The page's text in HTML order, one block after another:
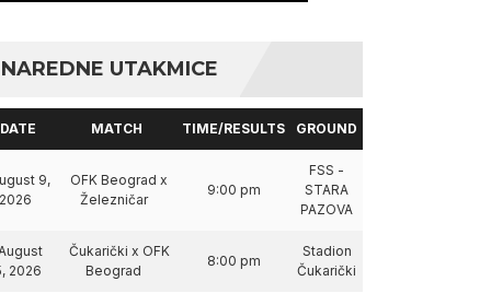
NAREDNE UTAKMICE
DATE MATCH TIME/RESULTS GROUND
9,
OFK Beograd x
Železničar
9:00 pm
FSS -
STARA
PAZOVA
2026
Čukarički x OFK
Beograd
8:00 pm
Stadion
Čukarički